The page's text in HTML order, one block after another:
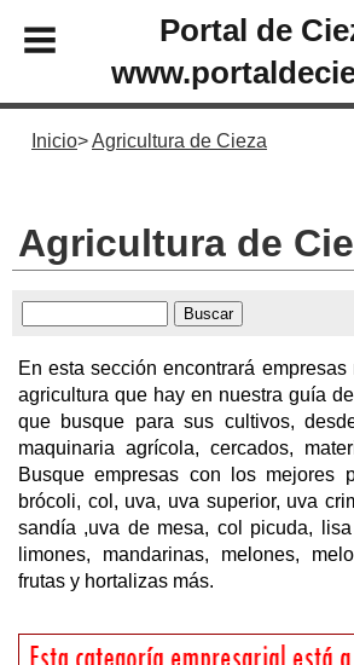
Portal de
Inicio Agricultura de Cieza
Agricultura de
En esta sección encontrará
agricultura que hay en nuestra guía
que busque para sus cultivos,
maquinaria agrícola, cercados,
Busque empresas con los mejores
brócoli, col, uva, uva superior, uva
sandía ,uva de mesa, col picuda,
limones, mandarinas, melones,
frutas y hortalizas más.